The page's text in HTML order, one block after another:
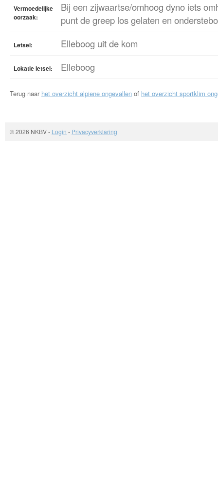
Vermoedelijke
oorzaak:
Bij een zijwaartse/omhoog dyno iets
punt de greep los gelaten en
Letsel: Elleboog uit de kom
Lokatie letsel: Elleboog
Terug naar het overzicht alpiene ongevallen of het overzicht sportklim
© 2026 NKBV- Login - Privacyverklaring